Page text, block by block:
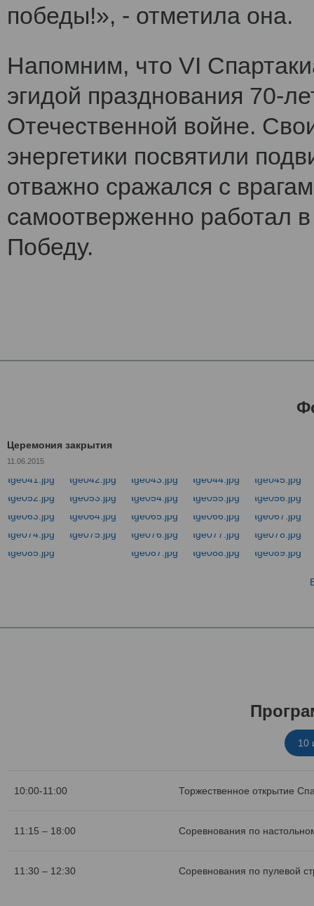
победы!», - отметила она.
Напомним, что VI
эгидой празднования 70-
Отечественной войне.
энергетики посвятили
отважно сражался с
самоотверженно работал
Победу.
Церемония закрытия
11.06.2015
10
10:00-11:00 Торжественное открытие
11:15 – 18:00 Соревнования по
11:30 – 12:30 Соревнования по пулевой